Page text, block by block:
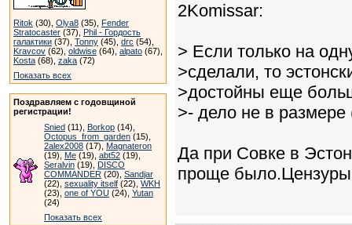
Ritok (30), Olya8 (35), Fender
Stratocaster (37), Phil - Гордость
галактики (37), Tonny (45), drc (54),
Kravcov (62), oldwise (64), alpato (67),
Kosta (68), zaka (72)
Показать всех
Поздравляем с годовщиной
регистрации!
Snied (11), Borkop (14),
Octopus_from_garden (15),
2alex2008 (17), Magnateron
(19), Me (19), abt52 (19),
Seralvin (19), DISCO
COMMANDER (20), Sandjar
(22), sexuality itself (22), WKH
(23), one of YOU (24), Yutan
(24)
Показать всех
2Komissar:
> Если только на
>сделали, то
>достойны еще
>- дело не в размере
Да при Совке в
проще